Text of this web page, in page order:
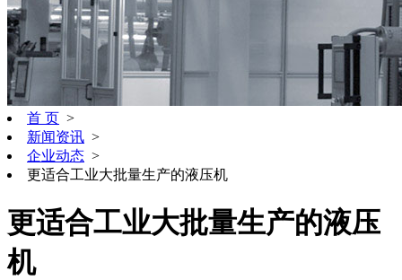
首 页 >
新闻资讯 >
企业动态 >
更适合工业大批量生产的液压机
更适合工业大批量生产的液压
机